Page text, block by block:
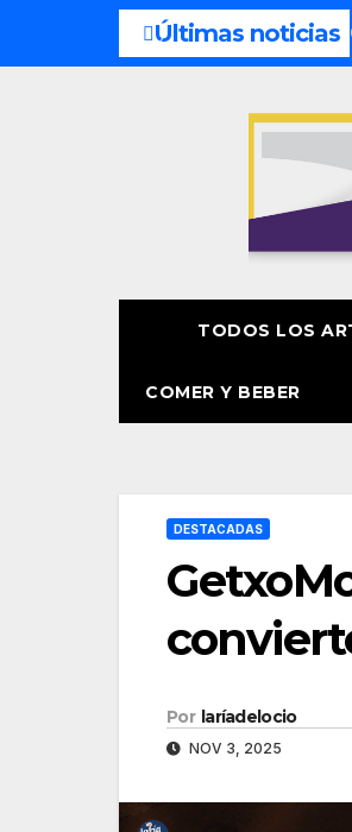
Últimas noticias
8 y 9 de agosto ¿Qué
TODOS LOS
COMER Y BEBER
DESTACADAS
Por laríadelocio
NOV 3, 2025